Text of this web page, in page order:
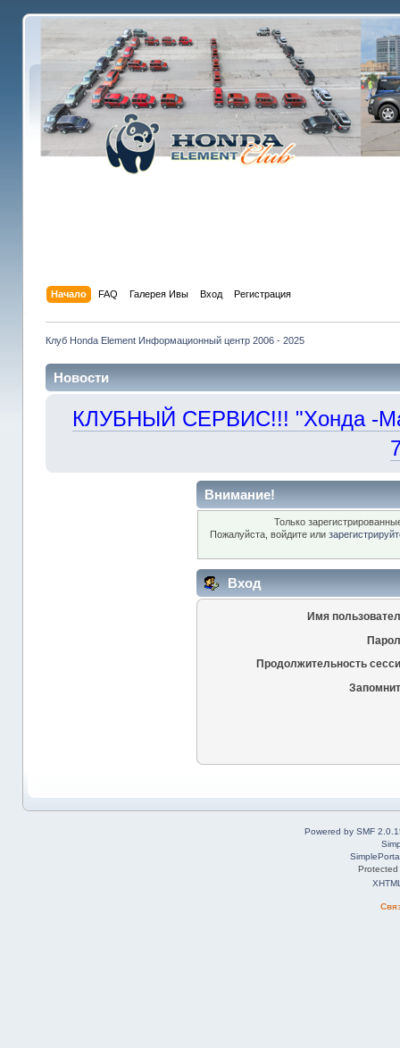
Начало FAQ Галерея Ивы Вход Регистрация
Клуб Honda Element Информационный центр 2006 - 2025
Новости
КЛУБНЫЙ СЕРВИС!!! "Хонда -
Внимание!
Только
Пожалуйста, войдите или
Вход
Имя
Продолжительность
Powered by SMF